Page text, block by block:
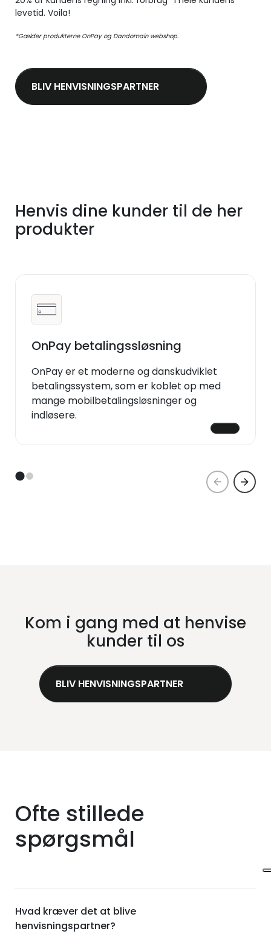
levetid. Voila!
*Gælder produkterne OnPay og Dandomain webshop.
BLIV HENVISNINGSPARTNER
Henvis dine kunder til de her
produkter
OnPay betalingssløsning
OnPay er et moderne og danskudviklet
betalingssystem, som er koblet op med
mange mobilbetalingsløsninger og
indløsere.
Kom i gang med at henvise
kunder til os
BLIV HENVISNINGSPARTNER
Ofte stillede
spørgsmål
Hvad kræver det at blive
henvisningspartner?